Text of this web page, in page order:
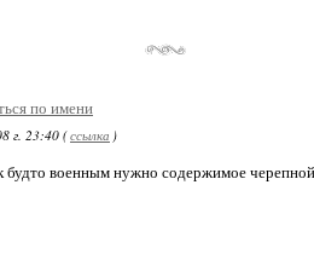
по имени
г. 23:40 (ссылка )
будто военным нужно содержимое